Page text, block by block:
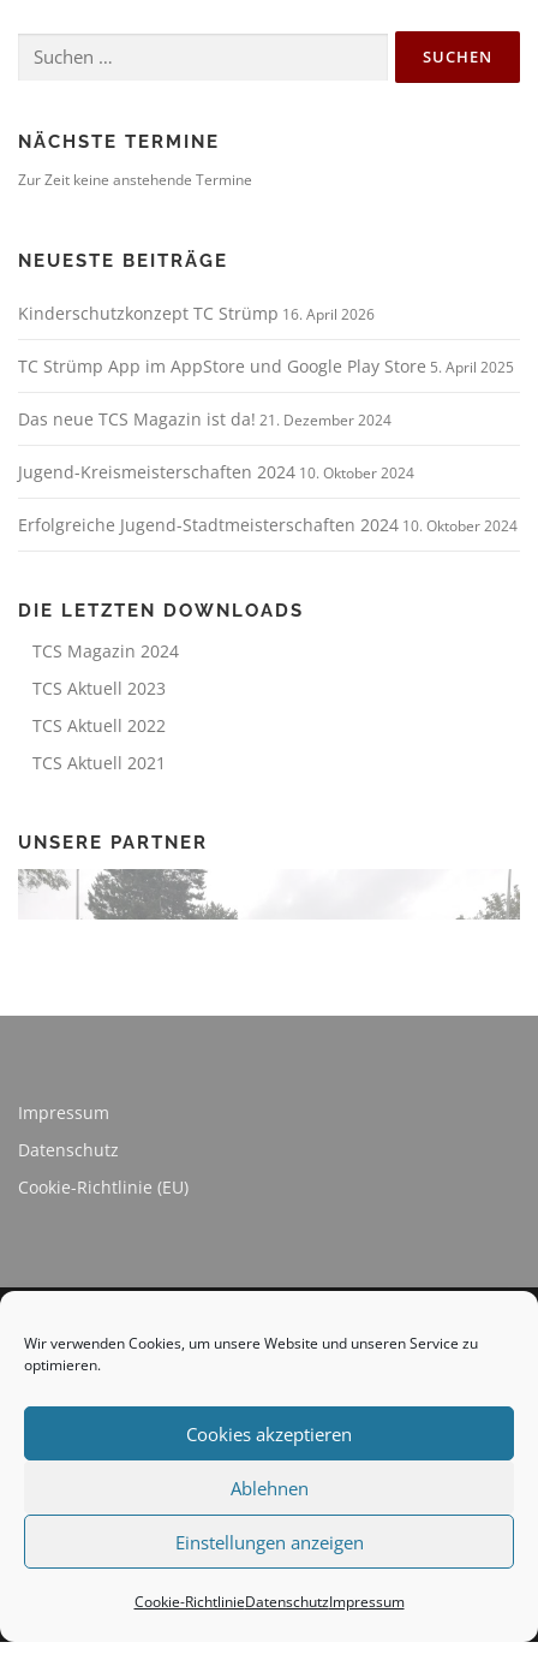
Wir verwenden Cookies, um unsere Website und unseren Service zu
optimieren.
Cookies akzeptieren
Ablehnen
Einstellungen anzeigen
Cookie-RichtlinieDatenschutzImpressum
a
v
a
t
o
nach:
NÄCHSTE TERMINE
Zur Zeit keine anstehende Termine
NEUESTE BEITRÄGE
Kinderschutzkonzept TC Strümp 16. April 2026
TC Strümp App im AppStore und Google Play Store 5. April 2025
Das neue TCS Magazin ist da! 21. Dezember 2024
Jugend-Kreismeisterschaften 2024 10. Oktober 2024
Erfolgreiche Jugend-Stadtmeisterschaften 2024 10. Oktober 2024
DIE LETZTEN DOWNLOADS
TCS Magazin 2024
TCS Aktuell 2023
TCS Aktuell 2022
TCS Aktuell 2021
UNSERE PARTNER
Impressum
Datenschutz
Cookie-Richtlinie (EU)